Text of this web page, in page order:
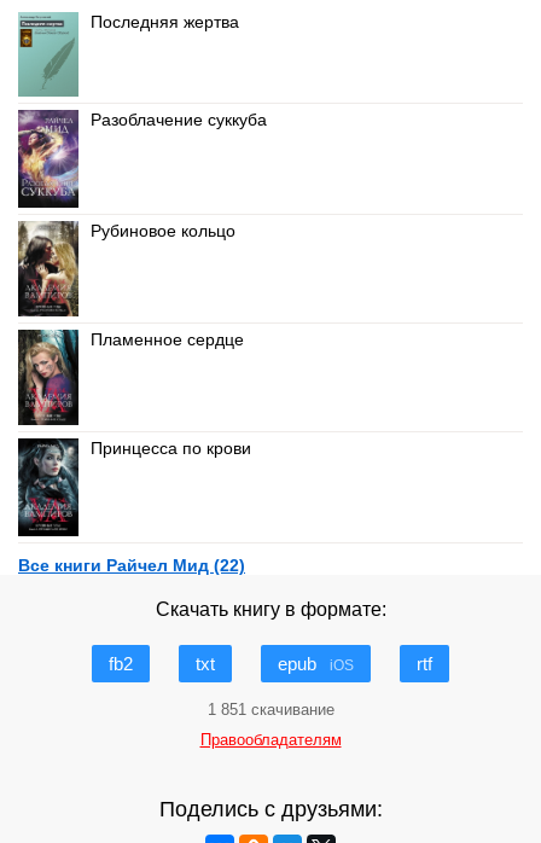
Последняя жертва
Разоблачение суккуба
Рубиновое кольцо
Пламенное сердце
Принцесса по крови
Все книги Райчел Мид (22)
Скачать книгу в формате:
fb2 txt epub iOS rtf
1 851 скачивание
Правообладателям
Поделись с друзьями: